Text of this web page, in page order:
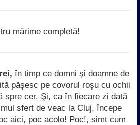
mărime completă!
în timp ce domni şi doamne de
păşesc pe covorul roşu cu ochii
spre cer. Şi, ca în fiecare zi dată
sfert de veac la Cluj, începe
aici, poc acolo! Poc!, simt cum